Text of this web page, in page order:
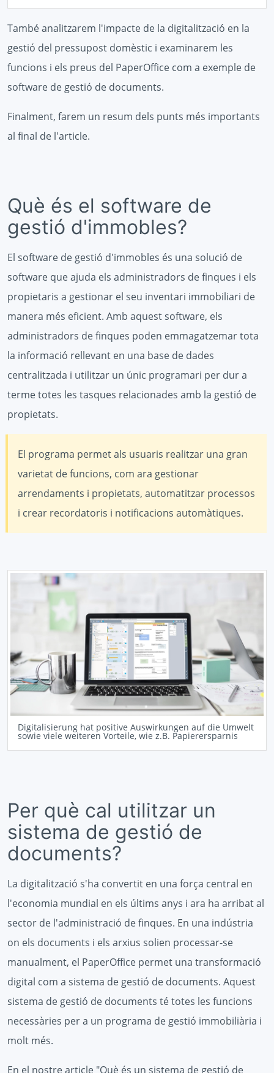
També analitzarem l'impacte de la digitalització en la
gestió del pressupost domèstic i examinarem les
funcions i els preus del PaperOffice com a exemple de
software de gestió de documents.
Finalment, farem un resum dels punts més importants
al final de l'article.
Què és el software de
gestió d'immobles?
El software de gestió d'immobles és una solució de
software que ajuda els administradors de finques i els
propietaris a gestionar el seu inventari immobiliari de
manera més eficient. Amb aquest software, els
administradors de finques poden emmagatzemar tota
la informació rellevant en una base de dades
centralitzada i utilitzar un únic programari per dur a
terme totes les tasques relacionades amb la gestió de
propietats.
El programa permet als usuaris realitzar una gran
varietat de funcions, com ara gestionar
arrendaments i propietats, automatitzar processos
i crear recordatoris i notificacions automàtiques.
Digitalisierung hat positive Auswirkungen auf die Umwelt
sowie viele weiteren Vorteile, wie z.B. Papierersparnis
Per què cal utilitzar un
sistema de gestió de
documents?
La digitalització s'ha convertit en una força central en
l'economia mundial en els últims anys i ara ha arribat al
sector de l'administració de finques. En una indústria
on els documents i els arxius solien processar-se
manualment, el PaperOffice permet una transformació
digital com a sistema de gestió de documents. Aquest
sistema de gestió de documents té totes les funcions
necessàries per a un programa de gestió immobiliària i
molt més.
En el nostre article "Què és un sistema de gestió de